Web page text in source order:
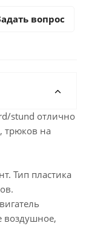
вопрос
stund отлично
трюков на
Тип пластика
воздушное,